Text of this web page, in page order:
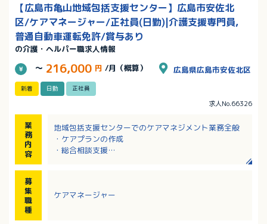
【広島市亀山地域包括支援センター】広島市安佐北
区/ケアマネージャー/正社員(日勤)|介護支援専門員,
普通自動車運転免許/賞与あり
の介護・ヘルパー職求人情報
～ 216,000 円 /月（概算） 広島県広島市安佐北区
新着 日勤 正社員
求人No.66326
業
務
内
容
地域包括支援センターでのケアマネジメント業務全般
・ケアプランの作成
・総合相談支援
・公用車を運転しての訪問調査
募
集
職
種
ケアマネージャー